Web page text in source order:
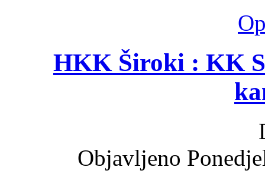
HKK Široki : KK
Objavljeno